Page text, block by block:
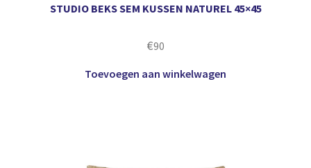
STUDIO BEKS SEM KUSSEN NATUREL 45×45
€90
Toevoegen aan winkelwagen